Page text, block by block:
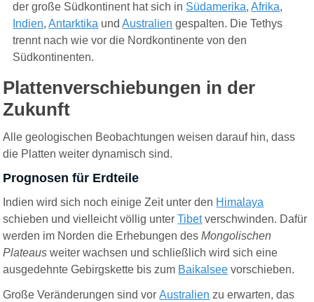
der große Südkontinent hat sich in Südamerika,Afrika,
Indien,Antarktika undAustralien gespalten. Die Tethys
trennt nach wie vor die Nordkontinente von den
Südkontinenten.
Plattenverschiebungen in der
Zukunft
Alle geologischen Beobachtungen weisen darauf hin, dass
die Platten weiter dynamisch sind.
Prognosen für Erdteile
ndien wird sich noch einige Zeit unter den Himalaya
schieben und vielleicht völlig unterTibetverschwinden. Dafür
werden im Norden die Erhebungen desMongolischen
Plateausweiter wachsen und schließlich wird sich eine
ausgedehnte Gebirgskette bis zum Baikalsee vorschieben.
Große Veränderungen sind vorAustralien zu erwarten, das